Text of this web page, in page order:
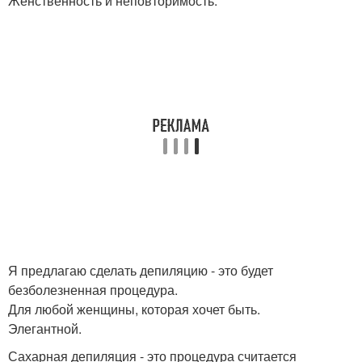
Я предлагаю сделать депиляцию - это будет
безболезненная процедура.
Для любой женщины, которая хочет быть.
Элегантной.
Сахарная депиляция - это процедура считается